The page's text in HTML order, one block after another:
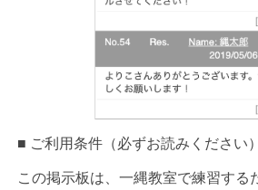
■ ご利用条件（必ずお読みください）
この掲示板は、一縄教室で練習する